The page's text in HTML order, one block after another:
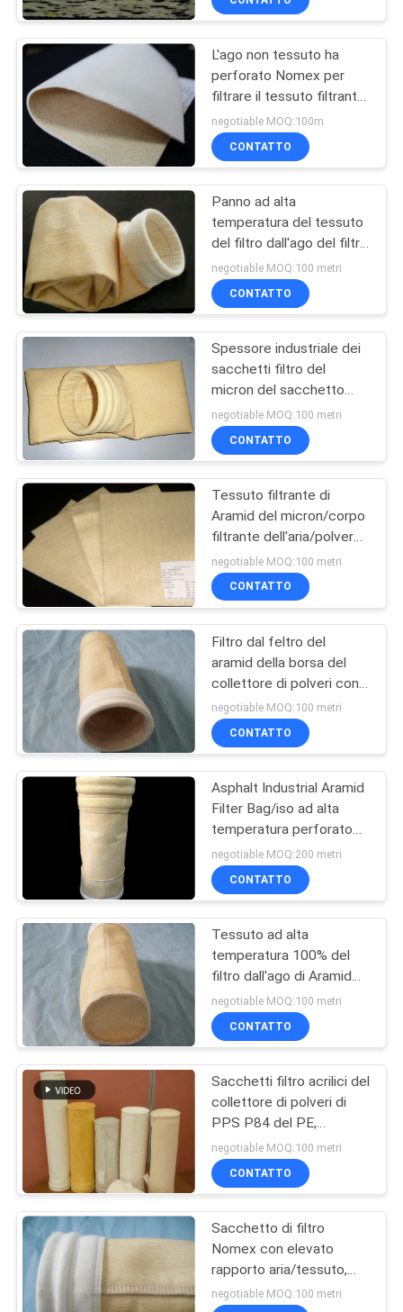
MAPPA
DEL
SITO
PRIVACY
POLICY
Accessori filtro
pressa
Sacchetto filtro
industriale
92
Maglia del filtro dal
micron
44
Gabbia del filtro a
sacco
Tessuto filtrante di
PTFE
Tessuto filtrante
tessuto
Tessuto filtrante di
nylon
trasferimento di calore
L'ago non tessuto ha
perforato Nomex per
filtrare il tessuto filtrante
industriale del poliestere
del PE
negotiable MOQ:100m
CONTATTO
Panno ad alta
temperatura del tessuto
del filtro dall'ago del filtro
nomex/dal aramid per
filtrazione della polvere
negotiable MOQ:100 metri
CONTATTO
Spessore industriale dei
sacchetti filtro del
micron del sacchetto
filtro del aramid del
collettore di polveri 2mm
negotiable MOQ:100 metri
CONTATTO
Tessuto filtrante di
Aramid del micron/corpo
filtrante dell'aria/polvere
della borsa per l'iso
dell'industria del
cemento
negotiable MOQ:100 metri
CONTATTO
Filtro dal feltro del
aramid della borsa del
collettore di polveri con
la membrana di PTFE per
asfalto
negotiable MOQ:100 metri
CONTATTO
Asphalt Industrial Aramid
Filter Bag/iso ad alta
temperatura perforato
ago di corpo filtrante del
tessuto filtrante
negotiable MOQ:200 metri
CONTATTO
Tessuto ad alta
temperatura 100% del
filtro dall'ago di Aramid
del sacchetto filtro di
Aramid del micron
negotiable MOQ:100 metri
CONTATTO
Sacchetti filtro acrilici del
collettore di polveri di
PPS P84 del PE,
resistenza chimica
ritenuta ago del filtro da
Aramid
negotiable MOQ:100 metri
CONTATTO
Sacchetto di filtro
Nomex con elevato
rapporto aria/tessuto,
resistenza all'abrasione e
negotiable MOQ:100 metri